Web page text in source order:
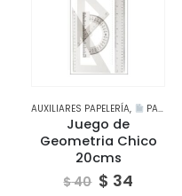
AUXILIARES PAPELERÍA, PAPELERÍA CREATIVA
Juego de
Geometria Chico
20cms
$40 $ 34